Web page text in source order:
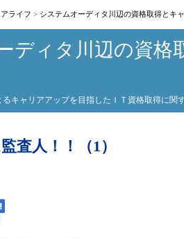
ライフ > システムオーディタ川辺の資格取得とキ
ディタ川辺の資格
キャリアアップを目指したＩＴ資格取得に関
査人！！（1）